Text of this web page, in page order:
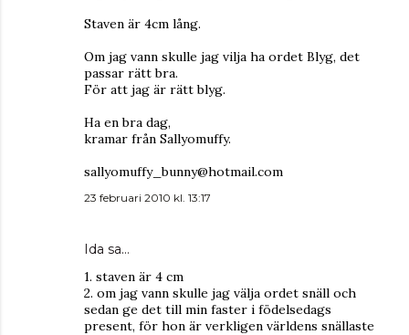
Staven är 4cm lång.
Om jag vann skulle jag vilja ha ordet Blyg, det
passar rätt bra.
För att jag är rätt blyg.
Ha en bra dag,
kramar från Sallyomuffy.
sallyomuffy_bunny@hotmail.com
23 februari 2010 kl. 13:17
Ida sa…
1. staven är 4 cm
2. om jag vann skulle jag välja ordet snäll och
sedan ge det till min faster i födelsedags
present, för hon är verkligen världens snällaste